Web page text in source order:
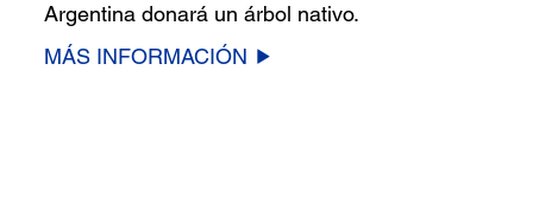
Argentina donará un árbol nativo.
MÁS INFORMACIÓN